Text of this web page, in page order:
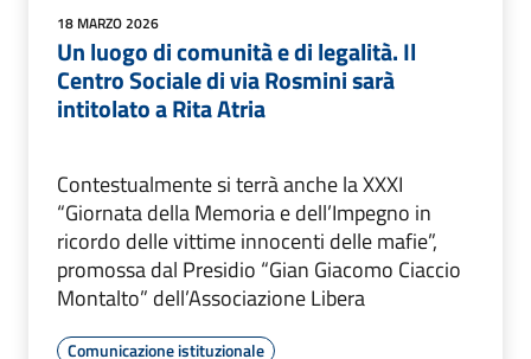
18 MARZO 2026
Un luogo di comunità e di legalità. Il
Centro Sociale di via Rosmini sarà
intitolato a Rita Atria
Contestualmente si terrà anche la XXXI
“Giornata della Memoria e dell’Impegno in
ricordo delle vittime innocenti delle mafie”,
promossa dal Presidio “Gian Giacomo Ciaccio
Montalto” dell’Associazione Libera
Comunicazione istituzionale